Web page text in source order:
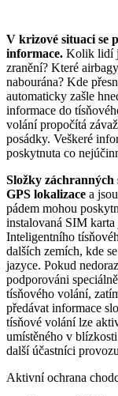
V krizové situaci se
informace. Kolik lidí
zranění? Které
nabourána? Kde
automaticky zašle
informace do
volání propočítá
posádky. Veškeré
poskytnuta co
Složky záchranných
GPS lokalizace a
pádem mohou
instalovaná SIM karta
Inteligentního
dalších zemích, kde
jazyce. Pokud
podporováni
tísňového volání,
předávat informace
tísňové volání lze
umístěného v
další účastníci
Aktivní ochrana